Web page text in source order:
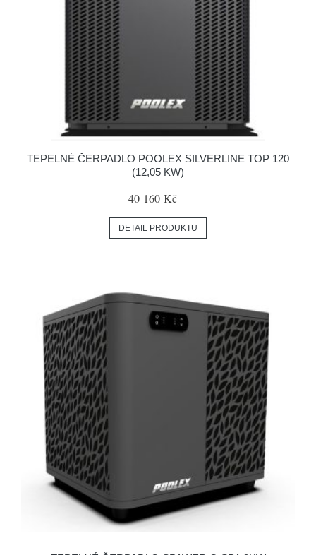
TEPELNÉ ČERPADLO POOLEX SILVERLINE TOP 120
(12,05 KW)
40 160 Kč
DETAIL PRODUKTU